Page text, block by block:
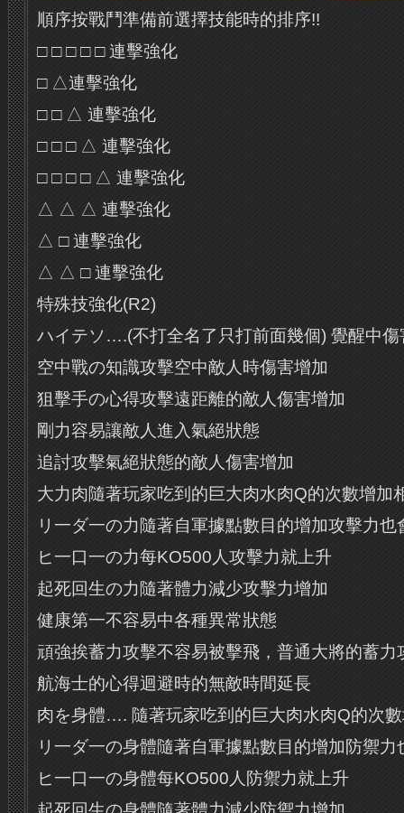
順序按戰鬥準備前選擇技能時的排序!!
□ □ □ □ □ 連擊強化
□ △連擊強化
□ □ △ 連擊強化
□ □ □ △ 連擊強化
□ □ □ □ △ 連擊強化
△ △ △ 連擊強化
△ □ 連擊強化
△ △ □ 連擊強化
特殊技強化(R2)
ハイテソ….(不打全名了只打前面幾個) 覺醒中傷
空中戰の知識攻擊空中敵人時傷害增加
狙擊手の心得攻擊遠距離的敵人傷害增加
剛力容易讓敵人進入氣絕狀態
追討攻擊氣絕狀態的敵人傷害增加
大力肉隨著玩家吃到的巨大肉水肉Q的次數增加
リ一ダ一の力隨著自軍據點數目的增加攻擊力也
ヒ一口一の力每KO500人攻擊力就上升
起死回生の力隨著體力減少攻擊力增加
健康第一不容易中各種異常狀態
頑強挨蓄力攻擊不容易被擊飛，普通大將的蓄力
航海士的心得迴避時的無敵時間延長
肉を身體…. 隨著玩家吃到的巨大肉水肉Q的次
リ一ダ一の身體隨著自軍據點數目的增加防禦力
ヒ一口一の身體每KO500人防禦力就上升